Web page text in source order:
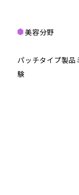
美容分野
パッチタイプ製
験